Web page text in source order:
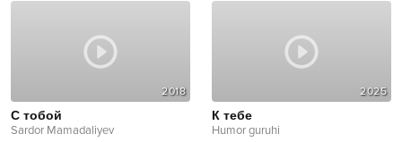
2018
С тобой
Sardor Mamadaliyev
2025
К тебе
Humor guruhi